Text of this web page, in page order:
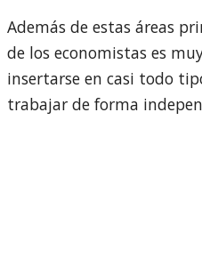
Además de estas áreas
de los economistas es
insertarse en casi todo
trabajar de forma